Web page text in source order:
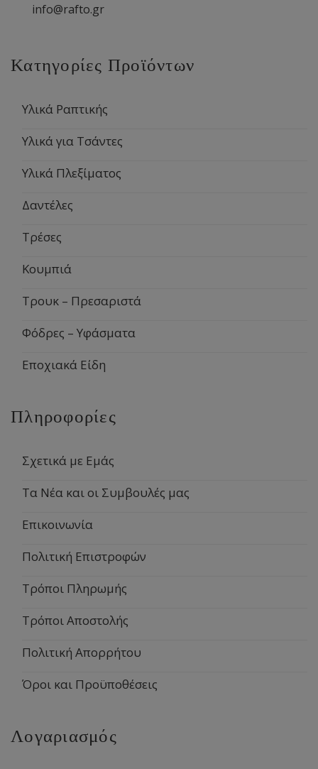
info@rafto.gr
Κατηγορίες Προϊόντων
Υλικά Ραπτικής
Υλικά για Τσάντες
Υλικά Πλεξίματος
Δαντέλες
Τρέσες
Κουμπιά
Τρουκ – Πρεσαριστά
Φόδρες – Υφάσματα
Εποχιακά Είδη
Πληροφορίες
Σχετικά με Εμάς
Τα Νέα και οι Συμβουλές μας
Επικοινωνία
Πολιτική Επιστροφών
Τρόποι Πληρωμής
Τρόποι Αποστολής
Πολιτική Απορρήτου
Όροι και Προϋποθέσεις
Λογαριασμός